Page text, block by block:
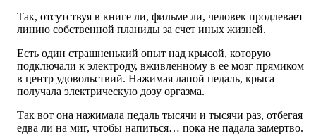
Так, отсутствуя в книге ли, фильме ли, человек продлевает
линию собственной планиды за счет иных жизней.
Есть один страшненький опыт над крысой, которую
подключали к электроду, вживленному в ее мозг прямиком
в центр удовольствий. Нажимая лапой педаль, крыса
получала электрическую дозу оргазма.
Так вот она нажимала педаль тысячи и тысячи раз, отбегая
едва ли на миг, чтобы напиться… пока не падала замертво.